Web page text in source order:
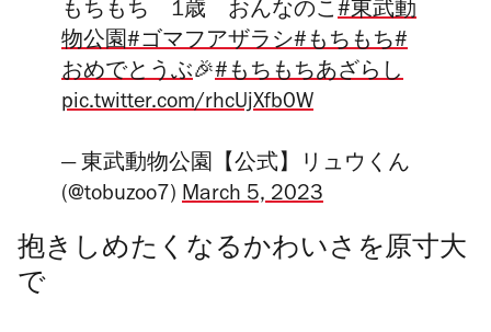
もちもち 1歳 おんなのこ #東武動
物公園#ゴマフアザラシ#もちもち#
おめでとうぶ🎉#もちもちあざらし
pic.twitter.com/rhcUjXfb0W
— 東武動物公園【公式】リュウくん
(@tobuzoo7) March 5, 2023
抱きしめたくなるかわいさを原寸大
で